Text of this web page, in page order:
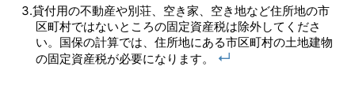
貸付用の不動産や別荘、空き家、空き地など住所地の市
区町村ではないところの固定資産税は除外してくださ
い。国保の計算では、住所地にある市区町村の土地建物
の固定資産税が必要になります。
↵